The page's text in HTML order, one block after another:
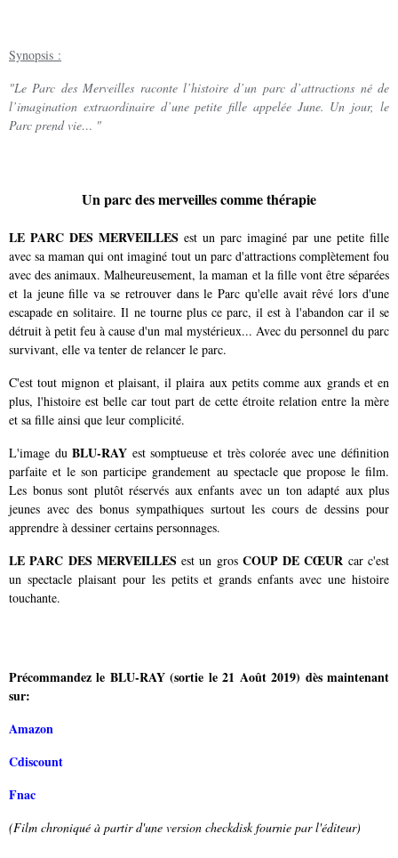
Synopsis :
"Le Parc des Merveilles raconte l’histoire d’un parc d’attractions né de
l’imagination extraordinaire d’une petite fille appelée June. Un jour, le
Parc prend vie… "
Un parc des merveilles comme thérapie
LE PARC DES MERVEILLES est un parc imaginé par une petite fille
avec sa maman qui ont imaginé tout un parc d'attractions complètement fou
avec des animaux. Malheureusement, la maman et la fille vont être séparées
et la jeune fille va se retrouver dans le Parc qu'elle avait rêvé lors d'une
escapade en solitaire. Il ne tourne plus ce parc, il est à l'abandon car il se
détruit à petit feu à cause d'un mal mystérieux... Avec du personnel du parc
survivant, elle va tenter de relancer le parc.
C'est tout mignon et plaisant, il plaira aux petits comme aux grands et en
plus, l'histoire est belle car tout part de cette étroite relation entre la mère
et sa fille ainsi que leur complicité.
L'image duBLU-RAY est somptueuse et très colorée avec une définition
parfaite et le son participe grandement au spectacle que propose le film.
Les bonus sont plutôt réservés aux enfants avec un ton adapté aux plus
jeunes avec des bonus sympathiques surtout les cours de dessins pour
apprendre à dessiner certains personnages.
LE PARC DES MERVEILLES est un gros COUP DE CŒUR car c'est
un spectacle plaisant pour les petits et grands enfants avec une histoire
touchante.
Précommandez le BLU-RAY (sortie le 21 Août 2019) dès maintenant
sur:
Amazon
Cdiscount
Fnac
(Film chroniqué à partir d'une version checkdisk fournie par l'éditeur)